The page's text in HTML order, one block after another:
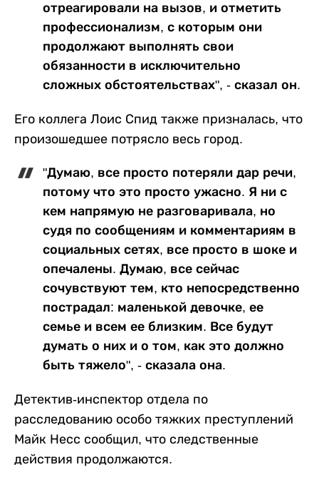
отреагировали на вызов, и отметить
профессионализм, с которым они
продолжают выполнять свои
обязанности в исключительно
сложных обстоятельствах", - сказал он.
Его коллега Лоис Спид также призналась, что
произошедшее потрясло весь город.
"Думаю, все просто потеряли дар речи,
потому что это просто ужасно. Я ни с
кем напрямую не разговаривала, но
судя по сообщениям и комментариям в
социальных сетях, все просто в шоке и
опечалены. Думаю, все сейчас
сочувствуют тем, кто непосредственно
пострадал: маленькой девочке, ее
семье и всем ее близким. Все будут
думать о них и о том, как это должно
быть тяжело", - сказала она.
Детектив-инспектор отдела по
расследованию особо тяжких преступлений
Майк Несс сообщил, что следственные
действия продолжаются.